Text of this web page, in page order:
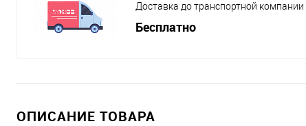
Доставка до транспортной компании
Бесплатно
ОПИСАНИЕ ТОВАРА